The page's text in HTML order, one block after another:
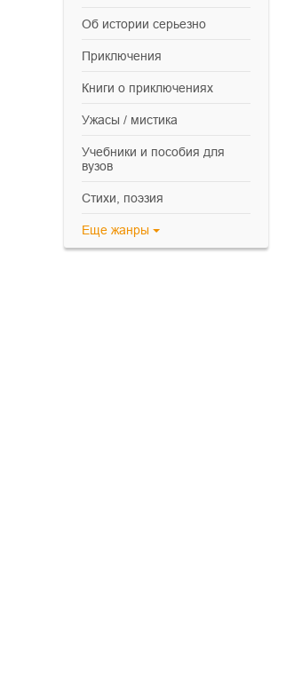
об истории серьезно
приключения
книги о приключениях
ужасы / мистика
учебники и пособия для
вузов
cтихи, поэзия
Еще жанры